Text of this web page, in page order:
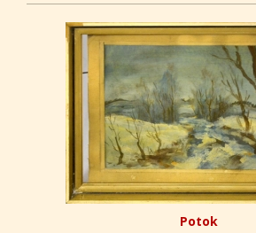
Potok